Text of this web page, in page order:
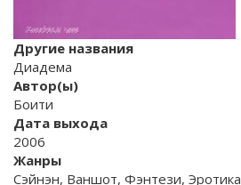
Другие названия
Диадема
Автор(ы)
Боити
Дата выхода
2006
Жанры
Сэйнэн, Ваншот, Фэнтези, Эротика